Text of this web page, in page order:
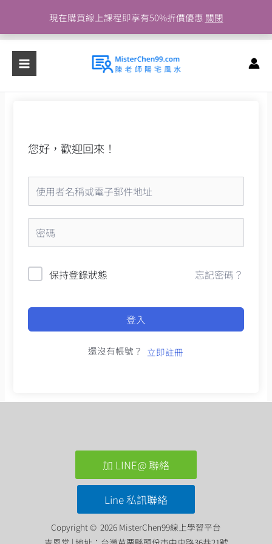
現在購買線上課程即享有50%折價優惠 關閉
主
容
您好，歡迎回來！
保持登錄狀態 忘記密碼？
登入
還沒有帳號？ 立即註冊
加 LINE@ 聯絡
Line 私訊聯絡
Copyright © 2026 MisterChen99線上學習平台